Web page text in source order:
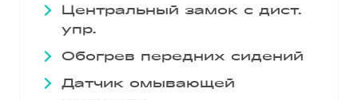
Центральный замок с дист.
упр.
Обогрев передних сидений
Датчик омывающей